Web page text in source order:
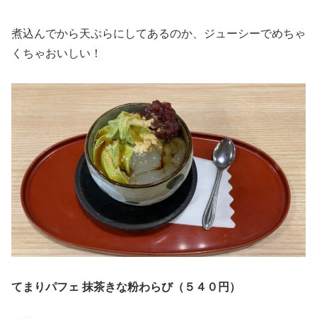
煮込んでから天ぷらにしてあるのか、ジューシーでめちゃ
くちゃおいしい！
てまりパフェ 抹茶きな粉わらび（５４０円）